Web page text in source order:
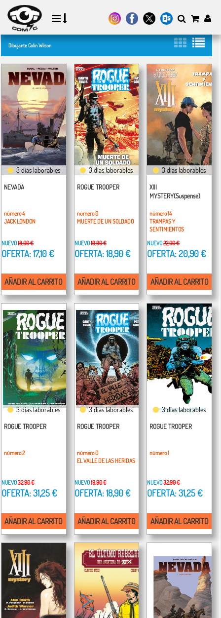
Dibujante Colin Wilson
3 días laborables
NEVADA
número 4
JACK LONDON
NUEVO18,00 €
OFERTA: 17,10 €
AÑADIR AL CARRITO
3 días laborables
ROGUE TROOPER
número 0
MUERTE DE UN SOLDADO
NUEVO19,90 €
OFERTA: 18,90 €
AÑADIR AL CARRITO
3 días laborables
XIII
MYSTERY(Suspense)
número 14
TRAMPAS Y
SENTIMIENTOS
NUEVO22,00 €
OFERTA: 20,90 €
AÑADIR AL CARRITO
3 días laborables
ROGUE TROOPER
número 2
NUEVO32,90 €
OFERTA: 31,25 €
AÑADIR AL CARRITO
3 días laborables
ROGUE TROOPER
número 0
EL VALLE DE LAS HERIDAS
NUEVO19,90 €
OFERTA: 18,90 €
AÑADIR AL CARRITO
3 días laborables
ROGUE TROOPER
número 1
NUEVO32,90 €
OFERTA: 31,25 €
AÑADIR AL CARRITO